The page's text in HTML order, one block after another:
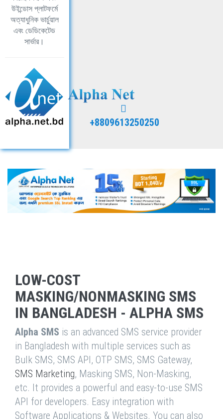
উইন্ডোস প্লাটফর্মে
অত্যাধুনিক ভার্চুয়াল
এবং ডেডিকেটেড
সার্ভার।
+8809613250250
LOW-COST
MASKING/NONMASKING SMS
IN BANGLADESH - ALPHA SMS
Alpha SMS is an advanced SMS service provider
in Bangladesh with multiple services such as
Bulk SMS, SMS API, OTP SMS, SMS Gateway,
SMS Marketing, Masking SMS, Non-Masking,
etc. It provides a powerful and easy-to-use SMS
API for developers. Easy integration with
Software Applications & Websites. You can also